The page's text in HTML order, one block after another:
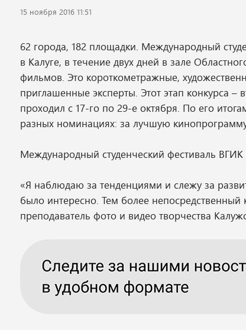
15 ноября 2016 11:51
62 города, 182 площадки. Международный
в Калуге, в течение двух дней в зале
фильмов. Это короткометражные,
приглашенные эксперты. Этот этап конкурса
проходил с 17-го по 29-е октября. По его
разных номинациях: за лучшую
Международный студенческий фестиваль ВГИК
«Я наблюдаю за тенденциями и слежу за
было интересно. Тем более непосредственный
преподаватель фото и видео творчества